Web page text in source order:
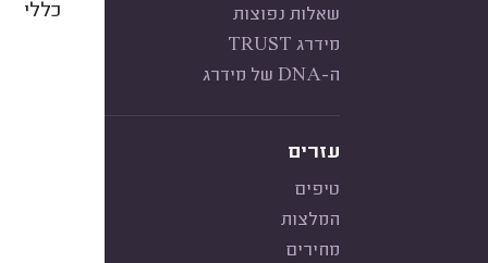
שאלות נפוצות
מידרג TRUST
ה-DNA של מידרג
עזרים
טיפים
המלצות
מחירים
כללי